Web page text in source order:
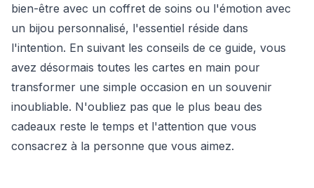
bien-être avec un coffret de soins ou l'émotion avec
un bijou personnalisé, l'essentiel réside dans
l'intention. En suivant les conseils de ce guide, vous
avez désormais toutes les cartes en main pour
transformer une simple occasion en un souvenir
inoubliable. N'oubliez pas que le plus beau des
cadeaux reste le temps et l'attention que vous
consacrez à la personne que vous aimez.